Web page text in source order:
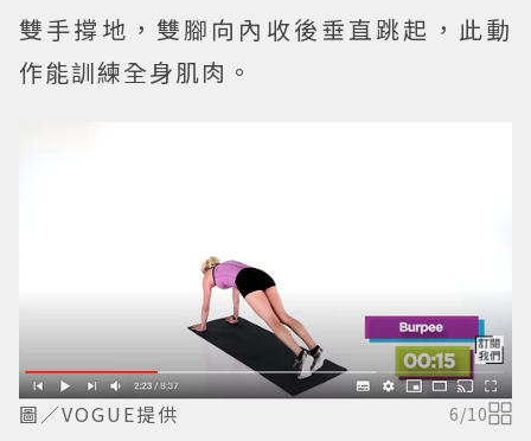
雙手撐地，雙腳向內收後垂直跳起，此動
作能訓練全身肌肉。
圖／VOGUE提供 6/10